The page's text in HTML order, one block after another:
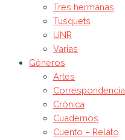
Tres hermanas
Tusquets
UNR
Varias
Géneros
Artes
Correspondencia
Crónica
Cuadernos
Cuento – Relato